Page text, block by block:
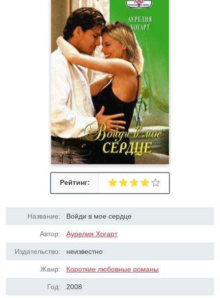
Рейтинг:
Название: Войди в мое сердце
Автор: Аурелия Хогарт
Издательство: неизвестно
Жанр: Короткие любовные романы
Год: 2008